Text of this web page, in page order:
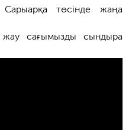
Сарыарқа төсінде жаңа
жау сағымызды сындыра